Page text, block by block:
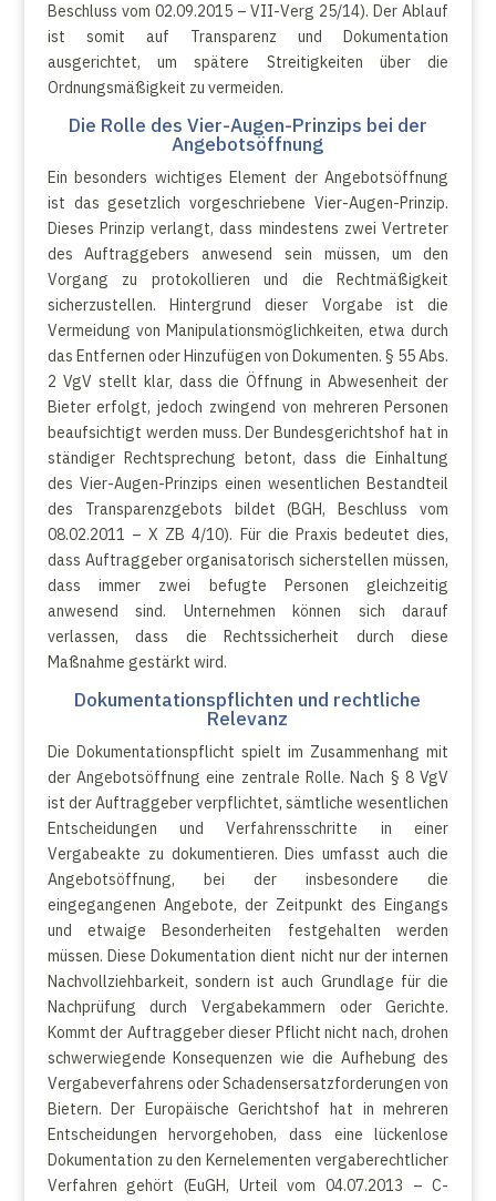
Beschluss vom 02.09.2015 – VII-Verg 25/14). Der Ablauf
ist somit auf Transparenz und Dokumentation
ausgerichtet, um spätere Streitigkeiten über die
Ordnungsmäßigkeit zu vermeiden.
Die Rolle des Vier-Augen-Prinzips bei der
Angebotsöffnung
Ein besonders wichtiges Element der Angebotsöffnung
ist das gesetzlich vorgeschriebene Vier-Augen-Prinzip.
Dieses Prinzip verlangt, dass mindestens zwei Vertreter
des Auftraggebers anwesend sein müssen, um den
Vorgang zu protokollieren und die Rechtmäßigkeit
sicherzustellen. Hintergrund dieser Vorgabe ist die
Vermeidung von Manipulationsmöglichkeiten, etwa durch
das Entfernen oder Hinzufügen von Dokumenten. § 55 Abs.
2 VgV stellt klar, dass die Öffnung in Abwesenheit der
Bieter erfolgt, jedoch zwingend von mehreren Personen
beaufsichtigt werden muss. Der Bundesgerichtshof hat in
ständiger Rechtsprechung betont, dass die Einhaltung
des Vier-Augen-Prinzips einen wesentlichen Bestandteil
des Transparenzgebots bildet (BGH, Beschluss vom
08.02.2011 – X ZB 4/10). Für die Praxis bedeutet dies,
dass Auftraggeber organisatorisch sicherstellen müssen,
dass immer zwei befugte Personen gleichzeitig
anwesend sind. Unternehmen können sich darauf
verlassen, dass die Rechtssicherheit durch diese
Maßnahme gestärkt wird.
Dokumentationspflichten und rechtliche
Relevanz
Die Dokumentationspflicht spielt im Zusammenhang mit
der Angebotsöffnung eine zentrale Rolle. Nach § 8 VgV
ist der Auftraggeber verpflichtet, sämtliche wesentlichen
Entscheidungen und Verfahrensschritte in einer
Vergabeakte zu dokumentieren. Dies umfasst auch die
Angebotsöffnung, bei der insbesondere die
eingegangenen Angebote, der Zeitpunkt des Eingangs
und etwaige Besonderheiten festgehalten werden
müssen. Diese Dokumentation dient nicht nur der internen
Nachvollziehbarkeit, sondern ist auch Grundlage für die
Nachprüfung durch Vergabekammern oder Gerichte.
Kommt der Auftraggeber dieser Pflicht nicht nach, drohen
schwerwiegende Konsequenzen wie die Aufhebung des
Vergabeverfahrens oder Schadensersatzforderungen von
Bietern. Der Europäische Gerichtshof hat in mehreren
Entscheidungen hervorgehoben, dass eine lückenlose
Dokumentation zu den Kernelementen vergaberechtlicher
Verfahren gehört (EuGH, Urteil vom 04.07.2013 – C-